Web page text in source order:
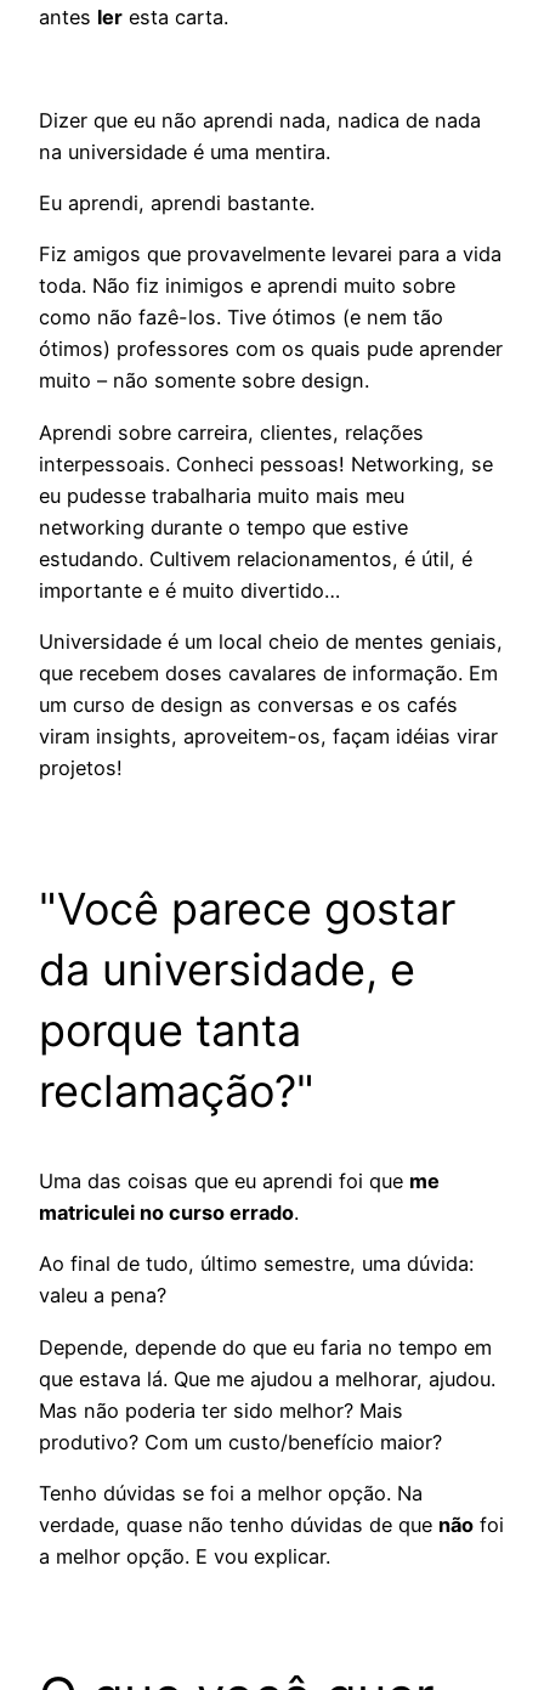
antes ler esta carta.
Dizer que eu não aprendi nada, nadica de nada
na universidade é uma mentira.
Eu aprendi, aprendi bastante.
Fiz amigos que provavelmente levarei para a vida
toda. Não fiz inimigos e aprendi muito sobre
como não fazê-los. Tive ótimos (e nem tão
ótimos) professores com os quais pude aprender
muito – não somente sobre design.
Aprendi sobre carreira, clientes, relações
interpessoais. Conheci pessoas! Networking, se
eu pudesse trabalharia muito mais meu
networking durante o tempo que estive
estudando. Cultivem relacionamentos, é útil, é
importante e é muito divertido…
Universidade é um local cheio de mentes geniais,
que recebem doses cavalares de informação. Em
um curso de design as conversas e os cafés
viram insights, aproveitem-os, façam idéias virar
projetos!
"Você parece gostar
da universidade, e
porque tanta
reclamação?"
Uma das coisas que eu aprendi foi que me
matriculei no curso errado.
Ao final de tudo, último semestre, uma dúvida:
valeu a pena?
Depende, depende do que eu faria no tempo em
que estava lá. Que me ajudou a melhorar, ajudou.
Mas não poderia ter sido melhor? Mais
produtivo? Com um custo/benefício maior?
Tenho dúvidas se foi a melhor opção. Na
verdade, quase não tenho dúvidas de que não foi
a melhor opção. E vou explicar.